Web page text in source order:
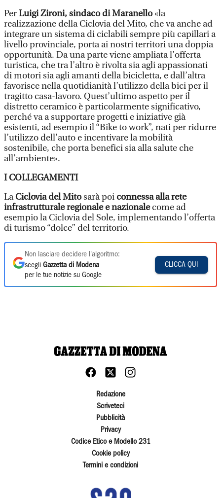
PerLuigi Zironi, sindaco di Maranello«la
realizzazione della Ciclovia del Mito, che va anche ad
integrare un sistema di ciclabili sempre più capillari a
livello provinciale, porta ai nostri territori una doppia
opportunità. Da una parte viene ampliata l’offerta
turistica, che tra l’altro è rivolta sia agli appassionati
di motori sia agli amanti della bicicletta, e dall’altra
favorisce nella quotidianità l’utilizzo della bici per il
tragitto casa-lavoro. Quest’ultimo aspetto per il
distretto ceramico è particolarmente significativo,
perché va a supportare progetti e iniziative già
esistenti, ad esempio il “Bike to work”, nati per ridurre
l’utilizzo dell’auto e incentivare la mobilità
sostenibile, che porta benefici sia alla salute che
all’ambiente».
I COLLEGAMENTI
LaCiclovia del Mitosarà poi connessa alla rete
infrastrutturale regionale e nazionalecome ad
esempio la Ciclovia del Sole, implementando l’offerta
di turismo “dolce” del territorio.
Non lasciare decidere l'algoritmo:
scegli Gazzetta di Modena
per le tue notizie su Google
CLICCA QUI
Redazione
Scriveteci
Pubblicità
Privacy
Codice Etico e Modello 231
Cookie policy
Termini e condizioni